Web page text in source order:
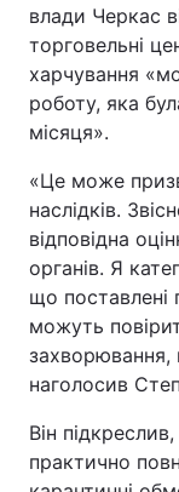
влади Черкас
торговельні
харчування
роботу, яка
місяця».
«Це може
наслідків.
відповідна
органів. Я
що поставлені
можуть
захворювання,
наголосив
Він
практично